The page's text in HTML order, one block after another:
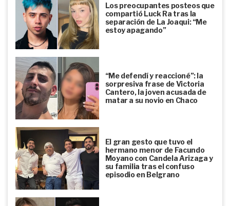
Los preocupantes posteos que
compartió Luck Ra tras la
separación de La Joaqui: “Me
estoy apagando”
“Me defendí y reaccioné”: la
sorpresiva frase de Victoria
Cantero, la joven acusada de
matar a su novio en Chaco
El gran gesto que tuvo el
hermano menor de Facundo
Moyano con Candela Arizaga y
su familia tras el confuso
episodio en Belgrano